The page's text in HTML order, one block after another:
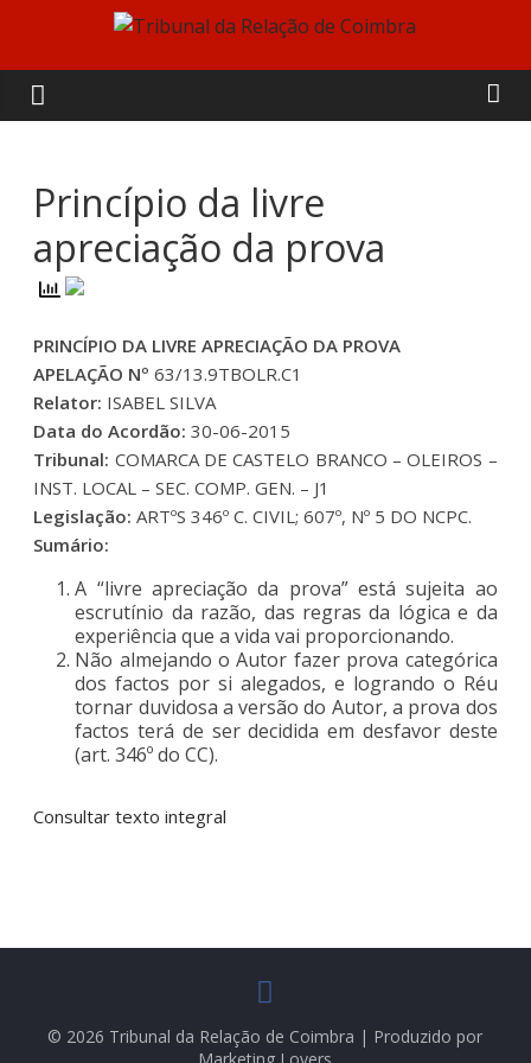
content
Tribunal
da
Relação
de
Coimbra
Princípio da livre
apreciação da prova
PRINCÍPIO DA LIVRE APRECIAÇÃO DA PROVA
APELAÇÃO Nº 63/13.9TBOLR.C1
Relator: ISABEL SILVA
Data do Acordão:30-06-2015
Tribunal: COMARCA DE CASTELO BRANCO – OLEIROS –
INST. LOCAL – SEC. COMP. GEN. – J1
Legislação:ARTºS 346º C. CIVIL; 607º, Nº 5 DO NCPC.
Sumário:
A “livre apreciação da prova” está sujeita ao
escrutínio da razão, das regras da lógica e da
experiência que a vida vai proporcionando.
Não almejando o Autor fazer prova categórica
dos factos por si alegados, e logrando o Réu
tornar duvidosa a versão do Autor, a prova dos
factos terá de ser decidida em desfavor deste
(art. 346º do CC).
Consultar texto integral
© 2026 Tribunal da Relação de Coimbra | Produzido por